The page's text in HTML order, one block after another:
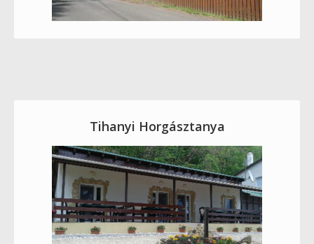
Tihanyi Horgásztanya